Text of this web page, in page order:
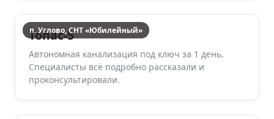
п. Углово, СНТ «Юбилейный»
Топас-5
Автономная канализация под ключ за 1 день.
Специалисты всё подробно рассказали и
проконсультировали.